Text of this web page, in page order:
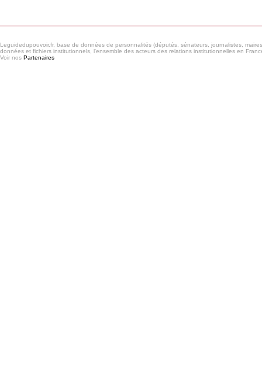
Leguidedupouvoir.fr, base de données de personnalités (députés, sénateurs, journalistes,
données et fichiers institutionnels, l'ensemble des acteurs des relations institutionnelles en
Voir nos Partenaires